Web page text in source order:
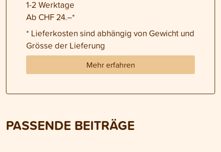
1-2 Werktage
Ab CHF 24.–*
* Lieferkosten sind abhängig von Gewicht und
Grösse der Lieferung
Mehr erfahren
PASSENDE BEITRÄGE